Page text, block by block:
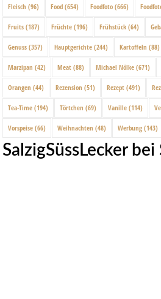
Fleisch (96) Food (654) Foodfoto (666)
Fruits (187) Früchte (196) Frühstück (64)
Genuss (357) Hauptgerichte (244) Kartoffeln (88)
Marzipan (42) Meat (88) Michael Nölke (671)
Orangen (44) Rezension (51) Rezept (491)
Tea-Time (194) Törtchen (69) Vanille (114)
Vorspeise (66) Weihnachten (48) Werbung (143)
SalzigSüssLecker